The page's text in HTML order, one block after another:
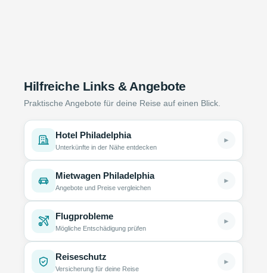
Hilfreiche Links & Angebote
Praktische Angebote für deine Reise auf einen Blick.
Hotel Philadelphia
Unterkünfte in der Nähe entdecken
►
Mietwagen Philadelphia
Angebote und Preise vergleichen
►
Flugprobleme
Mögliche Entschädigung prüfen
►
Reiseschutz
Versicherung für deine Reise
►